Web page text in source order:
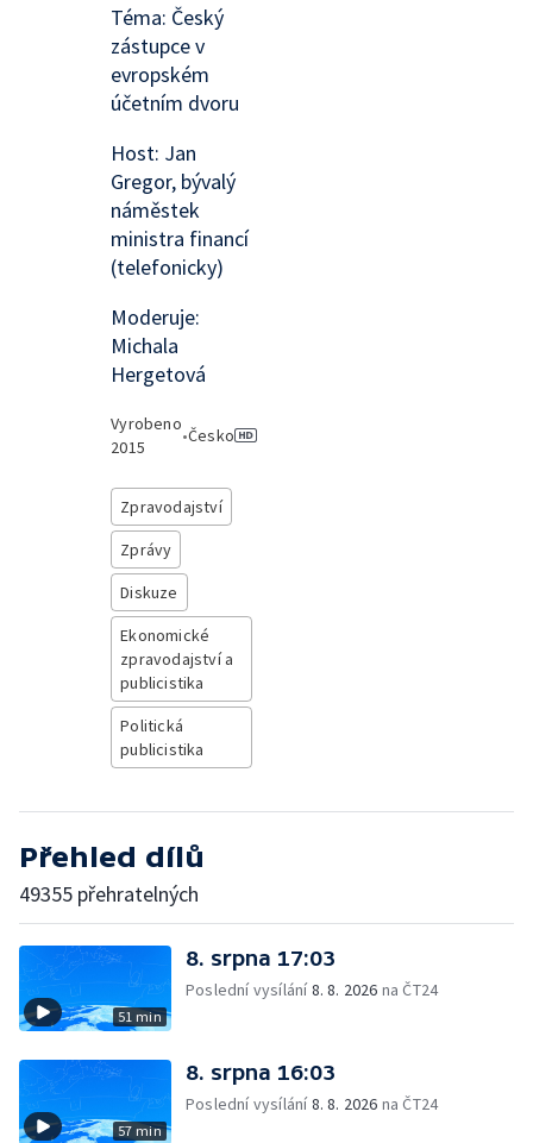
Téma: Český
zástupce v
evropském
účetním dvoru
Host: Jan
Gregor, bývalý
náměstek
ministra financí
(telefonicky)
Moderuje:
Michala
Hergetová
Vyrobeno
2015
•Česko
Zpravodajství
Zprávy
Diskuze
Ekonomické
zpravodajství a
publicistika
Politická
publicistika
Přehled dílů
49355 přehratelných
51 min
8. srpna 17:03
Poslední vysílání8. 8. 2026 na ČT24
57 min
8. srpna 16:03
Poslední vysílání8. 8. 2026 na ČT24